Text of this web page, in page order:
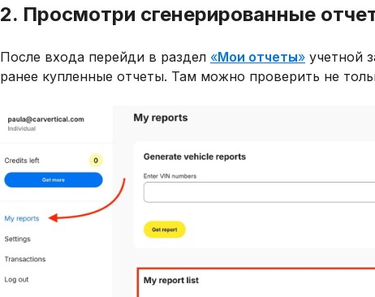
2. Просмотри сгенерированные
После входа перейди в раздел «Мои отчеты» учетной
ранее купленные отчеты. Там можно проверить не